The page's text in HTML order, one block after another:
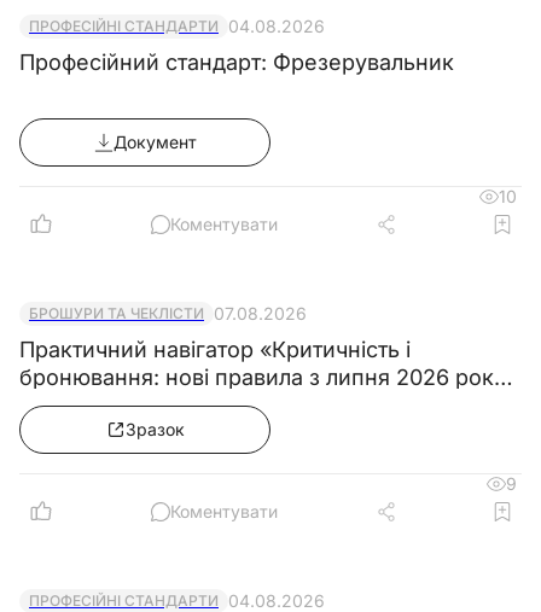
ПРОФЕСІЙНІ СТАНДАРТИ 04.08.2026
Професійний стандарт: Фрезерувальник
Документ
10
Коментувати
БРОШУРИ ТА ЧЕКЛІСТИ 07.08.2026
Практичний навігатор «Критичність і
бронювання: нові правила з липня 2026 року
& Колекція зразків документів»
Зразок
9
Коментувати
ПРОФЕСІЙНІ СТАНДАРТИ 04.08.2026